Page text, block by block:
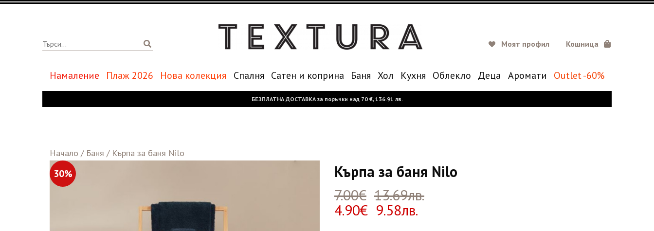
Моят профил Кошница
Намаление Плаж 2026 Нова колекция Спалня Сатен и коприна Баня Хол Кухня Oблекло Деца Аромати Outlet -60%
БЕЗПЛАТНА ДОСТАВКА за поръчки над 70 €,136.91 лв.
Начало / Баня / Кърпа за баня Nilo
30%
Кърпа за баня Nilo
7.00€ 13.69лв.
4.90€ 9.58лв.